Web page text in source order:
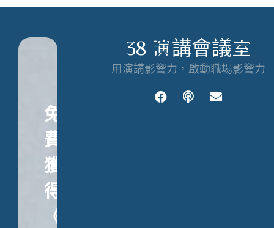
38 演講會議室
用演講影響力，啟動職場影響力
免
費
獲
得
《職